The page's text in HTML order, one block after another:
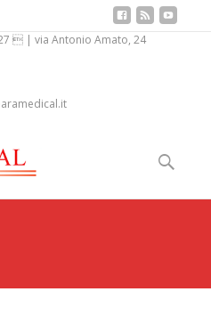
 | via Antonio Amato, 24
Buscar: